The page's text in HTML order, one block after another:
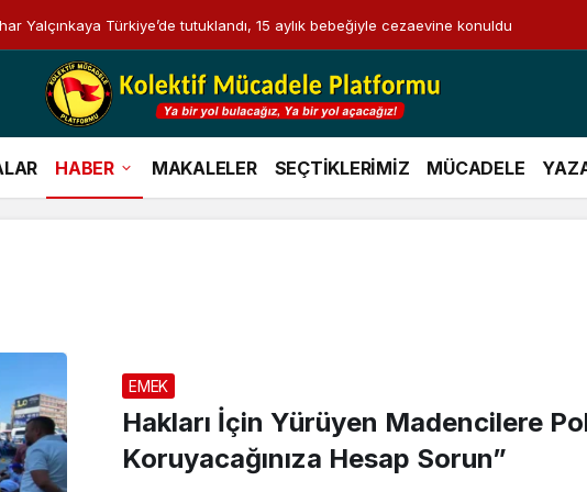
Yalçınkaya Türkiye’de tutuklandı, 15 aylık bebeğiyle cezaevine konuldu
EMEK
Haberleri
HABER MAKALELER SEÇTİKLERİMİZ MÜCADELE
EMEK
Hakları İçin Yürüyen Madencilere
Koruyacağınıza Hesap Sorun”